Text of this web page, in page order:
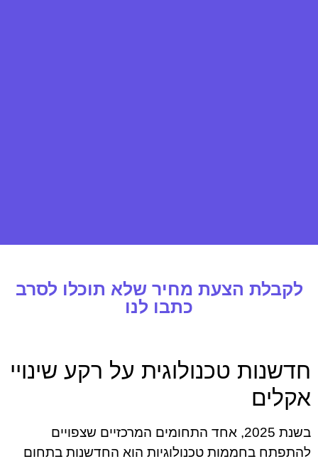
לקבלת הצעת מחיר שלא תוכלו לסרב
כתבו לנו
חדשנות טכנולוגית על רקע שינויי
אקלים
בשנת 2025, אחד התחומים המרכזיים שצפויים
להתפתח בחממות טכנולוגיות הוא החדשנות בתחום